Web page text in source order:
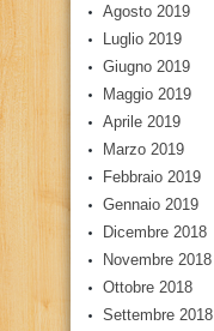
Agosto 2019
Luglio 2019
Giugno 2019
Maggio 2019
Aprile 2019
Marzo 2019
Febbraio 2019
Gennaio 2019
Dicembre 2018
Novembre 2018
Ottobre 2018
Settembre 2018